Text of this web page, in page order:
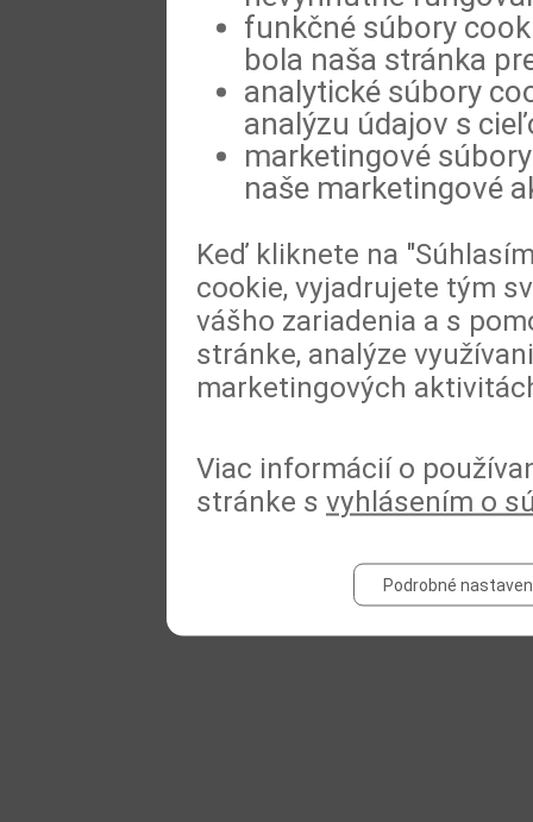
funkčné súbory
bola naša stránka
analytické súbory
analýzu údajov s
marketingové
naše marketingové
Keď kliknete na
cookie, vyjadrujete tým
vášho zariadenia a s
stránke, analýze
marketingových
Viac informácií o
stránke s vyhlásením o
Podrobné